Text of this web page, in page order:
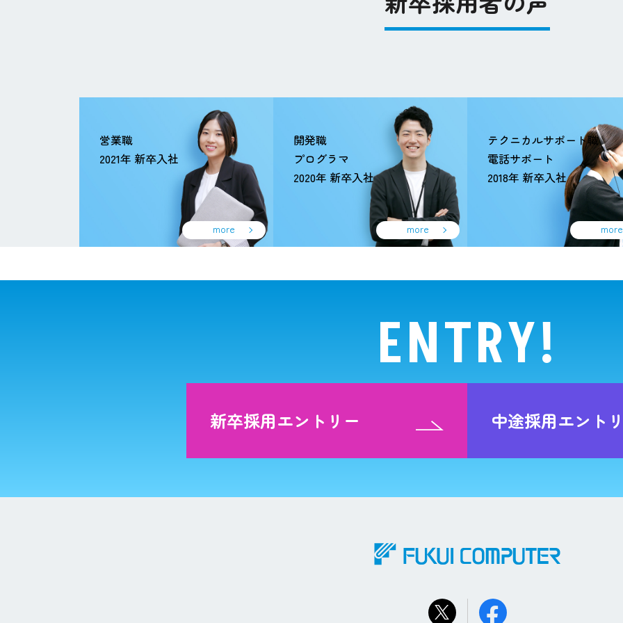
営業職
2021年 新卒入社
more
開発職
プログラマ
2020年 新卒入社
more
テクニカルサポート職
電話サポート
2018年 新卒入社
more
ENTRY!
新卒採用エントリー 中途採用エント